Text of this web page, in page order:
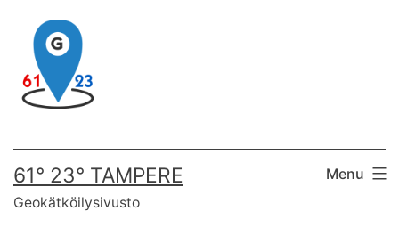
content
61° 23° TAMPERE
Geokätköilysivusto
Menu